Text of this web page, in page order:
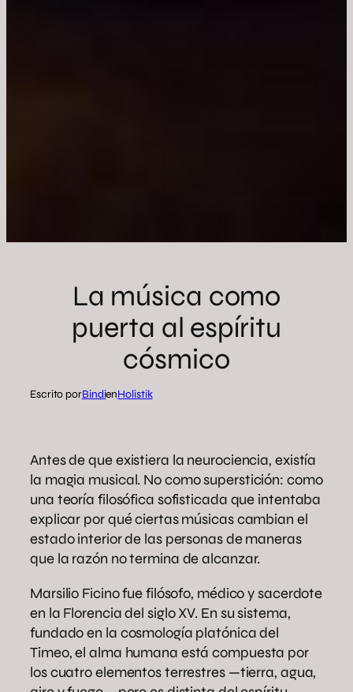
La música como
puerta al espíritu
cósmico
Escrito porBindienHolistik
Antes de que existiera la neurociencia, existía
la magia musical. No como superstición: como
una teoría filosófica sofisticada que intentaba
explicar por qué ciertas músicas cambian el
estado interior de las personas de maneras
que la razón no termina de alcanzar.
Marsilio Ficino fue filósofo, médico y sacerdote
en la Florencia del siglo XV. En su sistema,
fundado en la cosmología platónica del
Timeo, el alma humana está compuesta por
los cuatro elementos terrestres —tierra, agua,